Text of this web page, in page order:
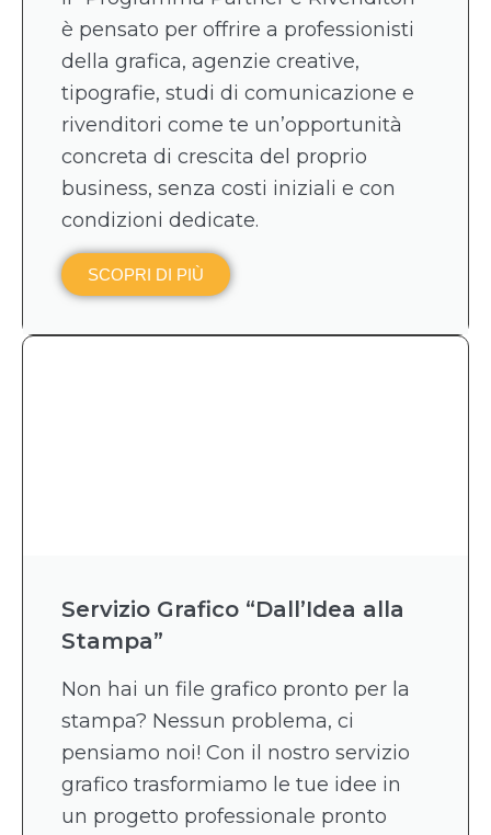
è pensato per offrire a professionisti
della grafica, agenzie creative,
tipografie, studi di comunicazione e
rivenditori come te un’opportunità
concreta di crescita del proprio
business, senza costi iniziali e con
condizioni dedicate.
SCOPRI DI PIÙ
Servizio Grafico “Dall’Idea alla
Stampa”
Non hai un file grafico pronto per la
stampa? Nessun problema, ci
pensiamo noi! Con il nostro servizio
grafico trasformiamo le tue idee in
un progetto professionale pronto